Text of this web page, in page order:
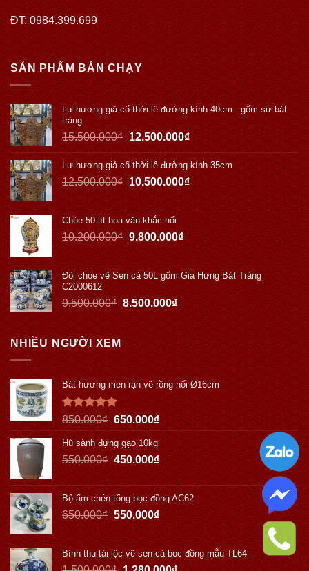
ĐT: 0984.399.699
SẢN PHẨM BÁN CHẠY
Lư hương giả cổ thời lê đường kính 40cm - gốm sứ bát
tràng
15.500.000₫ 12.500.000₫
Lư hương giả cổ thời lê đường kính 35cm
12.500.000₫ 10.500.000₫
Chóe 50 lít hoa văn khắc nổi
10.200.000₫ 9.800.000₫
Đôi chóe vẽ Sen cá 50L gốm Gia Hưng Bát Tràng
C2000612
9.500.000₫ 8.500.000₫
NHIỀU NGƯỜI XEM
Bát hương men rạn vẽ rồng nổi Ø16cm
Được xếp
hạng5.00
5 sao
850.000₫ 650.000₫
Hũ sành đựng gạo 10kg
550.000₫ 450.000₫
Bộ ấm chén tống bọc đồng AC62
650.000₫ 550.000₫
Bình thu tài lộc vẽ sen cá bọc đồng mẫu TL64